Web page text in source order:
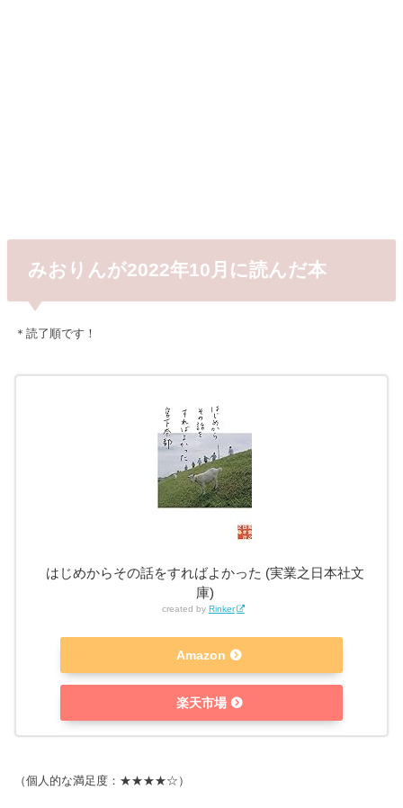
みおりんが2022年10月に読んだ本
＊読了順です！
はじめからその話をすればよかった (実業之日本社文
庫)
created by Rinker
Amazon
楽天市場
（個人的な満足度：★★★★☆）